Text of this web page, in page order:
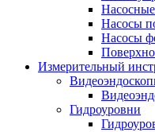
Насосы
Насосы
Измерительный
Гидроуровни